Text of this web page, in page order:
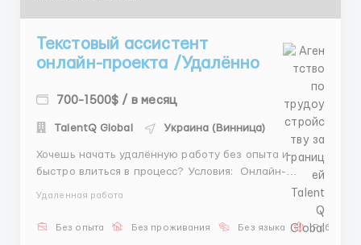
Текстовый ассистент
онлайн-проекта /Удалённо
700-1500$ / в месяц
TalentQ Global Украина (Винница)
Хочешь начать удалённую работу без опыта и
быстро влиться в процесс? Условия: Онлайн-
Обязанности: Подготовка и отправка сообщений
Удаленная работа
Без опыта Без проживания Без языка Работа